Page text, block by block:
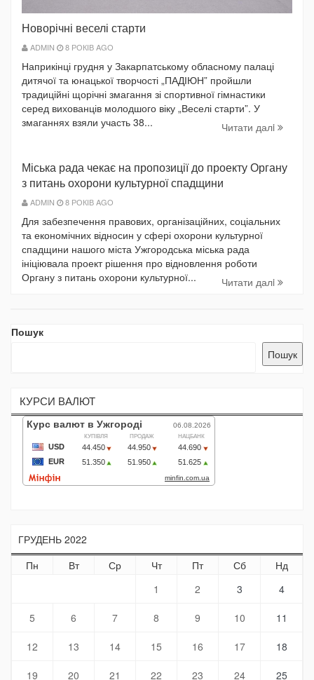
Новорічні веселі старти
ADMIN 8 РОКІВ AGO
Наприкінці грудня у Закарпатському обласному палаці
дитячої та юнацької творчості „ПАДІЮН” пройшли
традиційні щорічні змагання зі спортивної гімнастики
серед вихованців молодшого віку „Веселі старти”. У
змаганнях взяли участь 38...
Читати далi
Міська рада чекає на пропозиції до проекту Органу
з питань охорони культурної спадщини
ADMIN 8 РОКІВ AGO
Для забезпечення правових, організаційних, соціальних
та економічних відносин у сфері охорони культурної
спадщини нашого міста Ужгородська міська рада
ініціювала проект рішення про відновлення роботи
Органу з питань охорони культурної...
Читати далi
Пошук
Пошук
КУРСИ ВАЛЮТ
ГРУДЕНЬ 2022
Пн
Вт Ср Чт Пт Сб
Нд
1
2 3 4
5 6 7 8 9 10 11
12 13 14 15 16 17 18
19 20 21 22 23 24 25